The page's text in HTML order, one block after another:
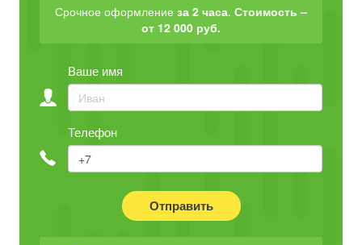
Срочное оформление за 2 часа. Стоимость –
от 12 000 руб.
Ваше имя
Телефон
Отправить